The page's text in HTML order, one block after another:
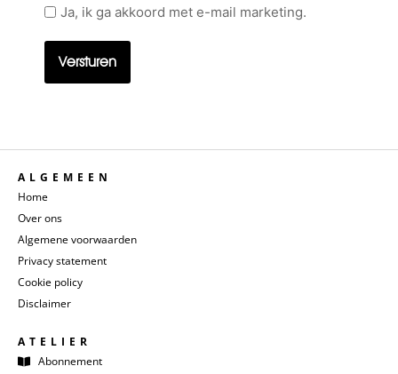
GeenJa, ik ga akkoord met e-mail marketing.
ALGEMEEN
Home
Over ons
Algemene voorwaarden
Privacy statement
Cookie policy
Disclaimer
ATELIER
Abonnement